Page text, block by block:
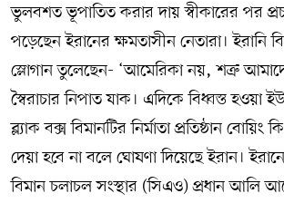
ভুলবশত ভূপাতিত করার দায় স্বীকারের পর
পড়েছেন ইরানের ক্ষমতাসীন নেতারা। ইরানি
স্লোগান তুলেছেন- ‘আমেরিকা নয়, শত্রু
স্বৈরাচার নিপাত যাক। এদিকে বিধ্বস্ত হওয়া
ব্ল্যাক বক্স বিমানটির নির্মাতা প্রতিষ্ঠান বোয়িং
দেয়া হবে না বলে ঘোষণা দিয়েছে ইরান।
বিমান চলাচল সংস্থার (সিএও) প্রধান আলি